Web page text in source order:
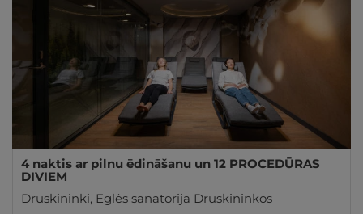
4 naktis ar pilnu ēdināšanu un 12 PROCEDŪRAS
DIVIEM
Druskininki, Eglės sanatorija Druskininkos